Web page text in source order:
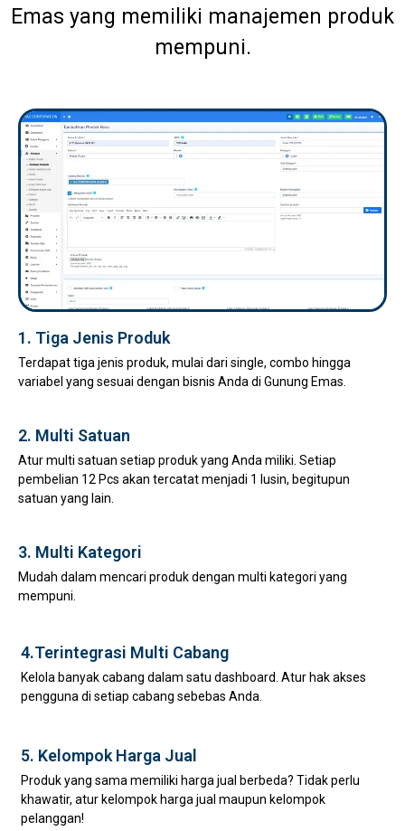
Emas yang memiliki manajemen produk
mempuni.
1. Tiga Jenis Produk
Terdapat tiga jenis produk, mulai dari single, combo hingga
variabel yang sesuai dengan bisnis Anda di Gunung Emas.
2. Multi Satuan
Atur multi satuan setiap produk yang Anda miliki. Setiap
pembelian 12 Pcs akan tercatat menjadi 1 lusin, begitupun
satuan yang lain.
3. Multi Kategori
Mudah dalam mencari produk dengan multi kategori yang
mempuni.
4.Terintegrasi Multi Cabang
Kelola banyak cabang dalam satu dashboard. Atur hak akses
pengguna di setiap cabang sebebas Anda.
5. Kelompok Harga Jual
Produk yang sama memiliki harga jual berbeda? Tidak perlu
khawatir, atur kelompok harga jual maupun kelompok
pelanggan!